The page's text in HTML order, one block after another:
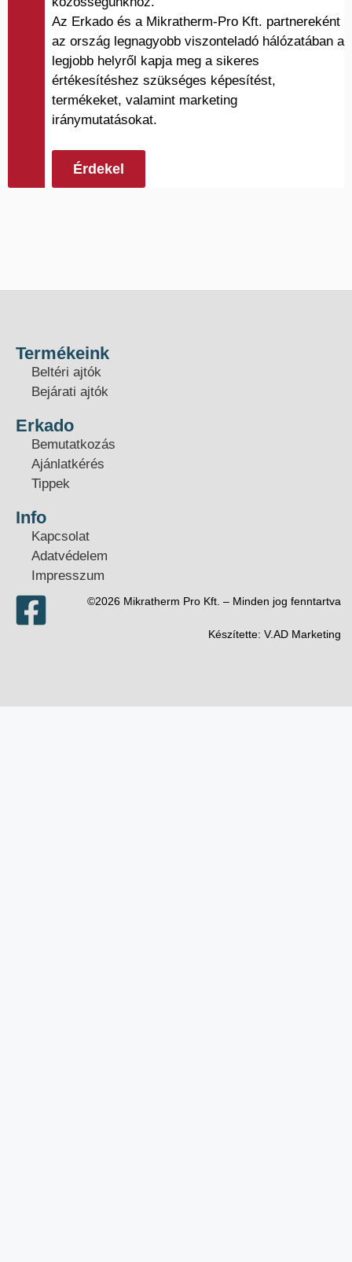
Az Erkado és a Mikratherm-Pro Kft. partnereként
az ország legnagyobb viszonteladó hálózatában a
legjobb helyről kapja meg a sikeres
értékesítéshez szükséges képesítést,
termékeket, valamint marketing
iránymutatásokat.
Érdekel
Termékeink
Beltéri ajtók
Bejárati ajtók
Erkado
Bemutatkozás
Ajánlatkérés
Tippek
Info
Kapcsolat
Adatvédelem
Impresszum
©2026 Mikratherm Pro Kft. – Minden jog fenntartva​
Készítette: V.AD Marketing